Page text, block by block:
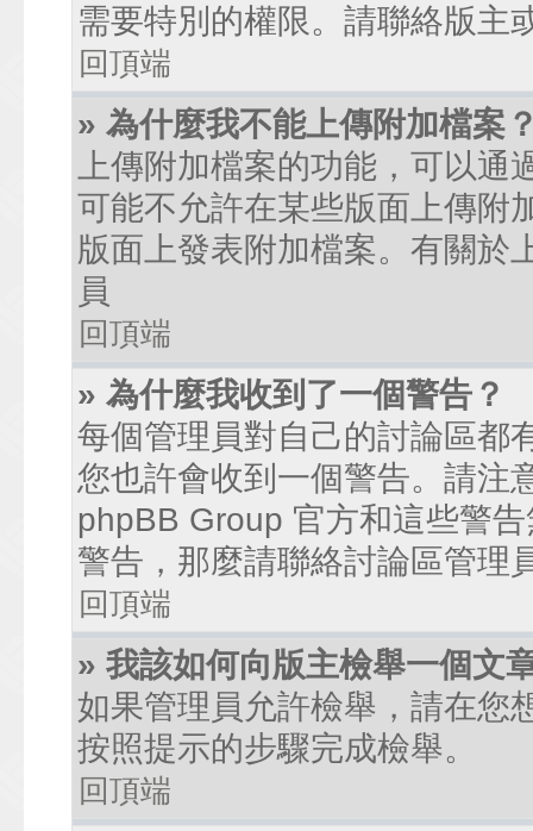
需要特別的權限。請聯絡版主
回頂端
» 為什麼我不能上傳附加檔案
上傳附加檔案的功能，可以
可能不允許在某些版面上傳附
版面上發表附加檔案。有關於
員
回頂端
» 為什麼我收到了一個警告？
每個管理員對自己的討論區都
您也許會收到一個警告。請注
phpBB Group 官方和這些警
警告，那麼請聯絡討論區管理
回頂端
» 我該如何向版主檢舉一個文
如果管理員允許檢舉，請在您
按照提示的步驟完成檢舉。
回頂端